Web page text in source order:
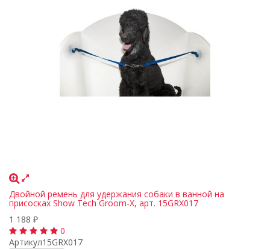
Двойной ремень для удержания собаки в ванной на
присосках Show Tech Groom-X, арт. 15GRX017
1 188 ₽
0
Артикул15GRX017